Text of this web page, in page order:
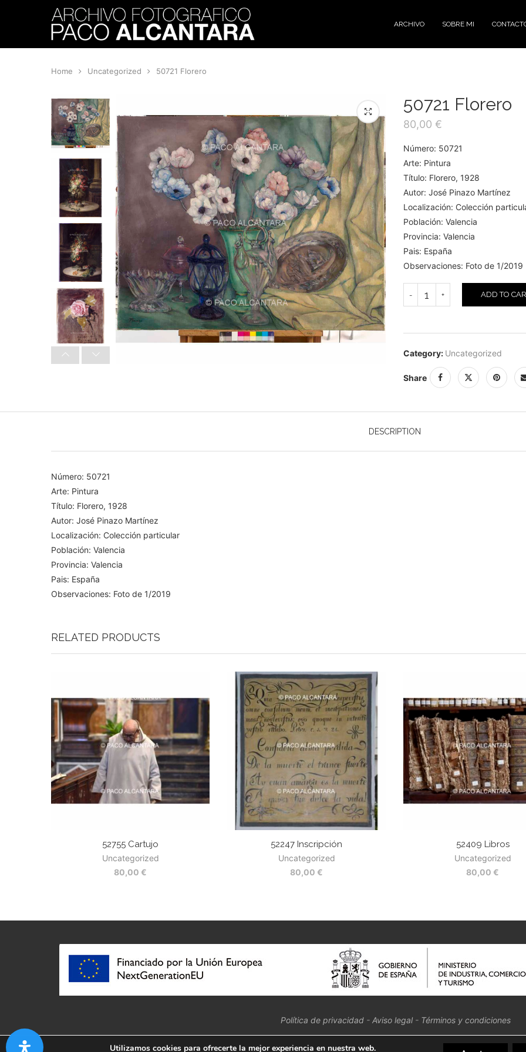
ARCHIVO SOBRE MI
Home Uncategorized 50721 Florero
50721 Florero
80,00 €
Número: 50721
Arte: Pintura
Título: Florero, 1928
Autor: José Pinazo Martínez
Localización: Colección
Población: Valencia
Provincia: Valencia
Pais: España
Observaciones: Foto de 1/2019
ADD TO
Category: Uncategorized
Share
DESCRIPTION
Número: 50721
Arte: Pintura
Título: Florero, 1928
Autor: José Pinazo Martínez
Localización: Colección particular
Población: Valencia
Provincia: Valencia
Pais: España
Observaciones: Foto de 1/2019
RELATED PRODUCTS
52755 Cartujo
Uncategorized
80,00 €
52247 Inscripción
Uncategorized
80,00 €
52409 Libros
Uncategorized
80,00 €
Política de privacidad - Aviso legal - Términos y condiciones
Utilizamos cookies para ofrecerte la mejor experiencia en nuestra web.